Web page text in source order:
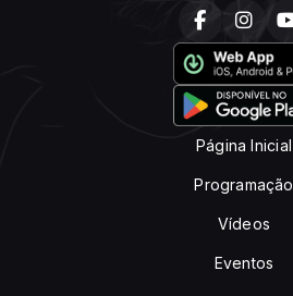
Página Inicial
Programação
Vídeos
Eventos